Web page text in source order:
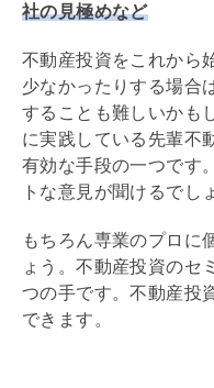
社の見極めなど
不動産投資をこれから
少なかったりする場合
することも難しいかも
に実践している先輩不
有効な手段の一つです
トな意見が聞けるでし
もちろん専業のプロに
ょう。不動産投資のセ
つの手です。不動産投
できます。